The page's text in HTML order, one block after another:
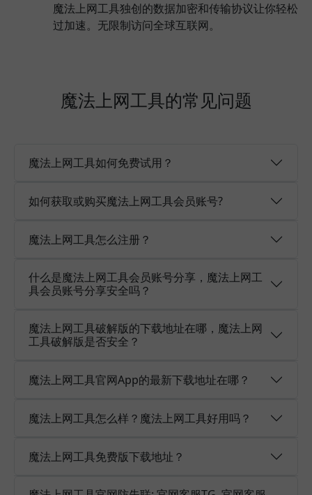
魔法上网工具独创的数据加密和传输协议让你轻松
过加速。无限制访问全球互联网。
魔法上网工具的常见问题
魔法上网工具如何免费试用？
如何获取或购买魔法上网工具会员账号?
魔法上网工具怎么注册？
什么是魔法上网工具会员账号分享，魔法上网工
具会员账号分享安全吗？
魔法上网工具破解版的下载地址在哪，魔法上网
工具破解版是否安全？
魔法上网工具官网App的最新下载地址在哪？
魔法上网工具怎么样？魔法上网工具好用吗？
魔法上网工具免费版下载地址？